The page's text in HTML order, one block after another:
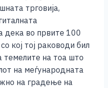
n
k
трговија,
дека во првите 100
кој тој раководи бил
темелите на тоа што
на меѓународната
на градење на